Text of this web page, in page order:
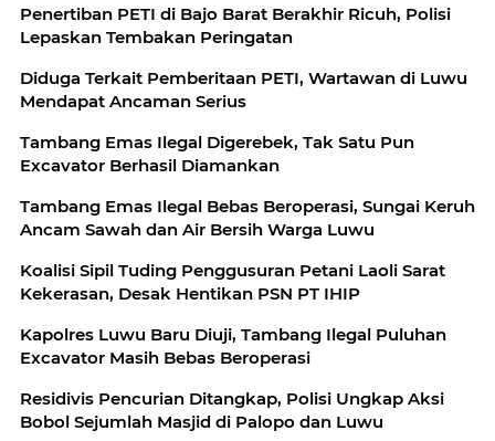
Penertiban PETI di Bajo Barat Berakhir Ricuh, Polisi
Lepaskan Tembakan Peringatan
Diduga Terkait Pemberitaan PETI, Wartawan di Luwu
Mendapat Ancaman Serius
Tambang Emas Ilegal Digerebek, Tak Satu Pun
Excavator Berhasil Diamankan
Tambang Emas Ilegal Bebas Beroperasi, Sungai Keruh
Ancam Sawah dan Air Bersih Warga Luwu
Koalisi Sipil Tuding Penggusuran Petani Laoli Sarat
Kekerasan, Desak Hentikan PSN PT IHIP
Kapolres Luwu Baru Diuji, Tambang Ilegal Puluhan
Excavator Masih Bebas Beroperasi
Residivis Pencurian Ditangkap, Polisi Ungkap Aksi
Bobol Sejumlah Masjid di Palopo dan Luwu